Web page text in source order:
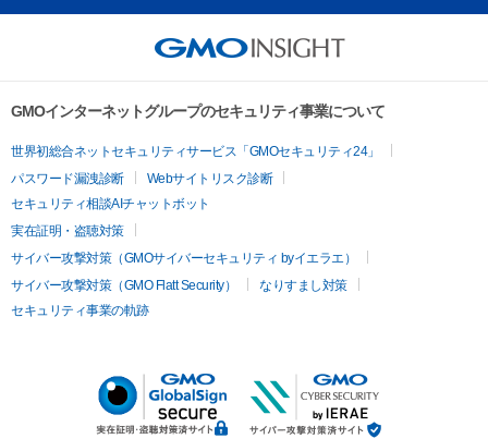
GMOインターネットグループのセキュリティ事業について
世界初総合ネットセキュリティサービス「GMOセキュリティ24」
パスワード漏洩診断
Webサイトリスク診断
セキュリティ相談AIチャットボット
実在証明・盗聴対策
サイバー攻撃対策（GMOサイバーセキュリティ byイエラエ）
サイバー攻撃対策（GMO Flatt Security）
なりすまし対策
セキュリティ事業の軌跡